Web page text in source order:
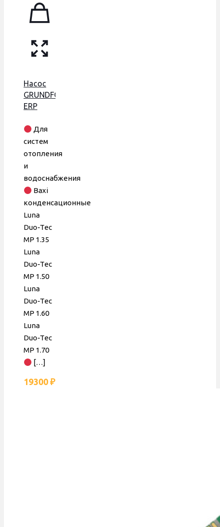
Насос
GRUNDFOS
ERP
25-70
частотный
130 мм,
52 W
Для
систем
отопления
и
водоснабжения
Baxi
конденсационные
Luna
Duo-Tec
MP 1.35
Luna
Duo-Tec
MP 1.50
Luna
Duo-Tec
MP 1.60
Luna
Duo-Tec
MP 1.70
[…]
19300 ₽